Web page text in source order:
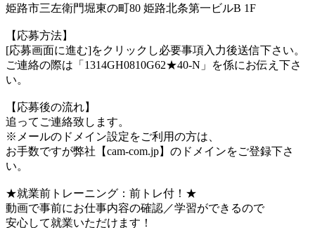
姫路市三左衛門堀東の町80 姫路北条第一ビルB 1F
【応募方法】
[応募画面に進む]をクリックし必要事項入力後送信下さい。
ご連絡の際は「1314GH0810G62★40-N」を係にお伝え下さ
い。
【応募後の流れ】
追ってご連絡致します。
※メールのドメイン設定をご利用の方は、
お手数ですが弊社【cam-com.jp】のドメインをご登録下さ
い。
★就業前トレーニング：前トレ付！★
動画で事前にお仕事内容の確認／学習ができるので
安心して就業いただけます！